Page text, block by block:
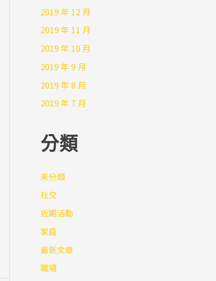
2019 年 12 月
2019 年 11 月
2019 年 10 月
2019 年 9 月
2019 年 8 月
2019 年 7 月
分類
未分類
社交
近期活動
家庭
最新文章
職場